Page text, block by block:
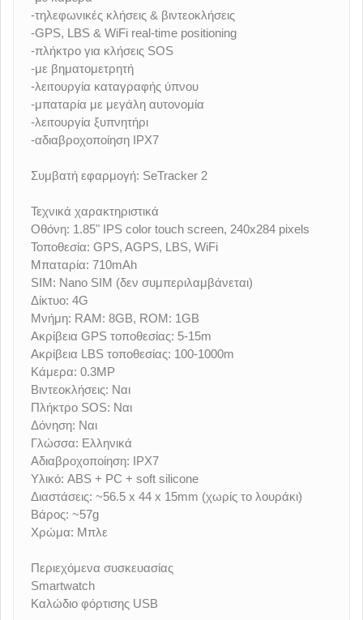
-τηλεφωνικές κλήσεις & βιντεοκλήσεις
-GPS, LBS & WiFi real-time positioning
-πλήκτρο για κλήσεις SOS
-με βηματομετρητή
-λειτουργία καταγραφής ύπνου
-μπαταρία με μεγάλη αυτονομία
-λειτουργία ξυπνητήρι
-αδιαβροχοποίηση IPX7
Συμβατή εφαρμογή: SeTracker 2
Τεχνικά χαρακτηριστικά
Οθόνη: 1.85" IPS color touch screen, 240x284 pixels
Τοποθεσία: GPS, AGPS, LBS, WiFi
Μπαταρία: 710mAh
SIM: Nano SIM (δεν συμπεριλαμβάνεται)
Δίκτυο: 4G
Μνήμη: RAM: 8GB, ROM: 1GB
Ακρίβεια GPS τοποθεσίας: 5-15m
Ακρίβεια LBS τοποθεσίας: 100-1000m
Κάμερα: 0.3MP
Βιντεοκλήσεις: Ναι
Πλήκτρο SOS: Ναι
Δόνηση: Ναι
Γλώσσα: Ελληνικά
Αδιαβροχοποίηση: IPX7
Υλικό: ABS + PC + soft silicone
Διαστάσεις: ~56.5 x 44 x 15mm (χωρίς το λουράκι)
Βάρος: ~57g
Χρώμα: Μπλε
Περιεχόμενα συσκευασίας
Smartwatch
Καλώδιο φόρτισης USB